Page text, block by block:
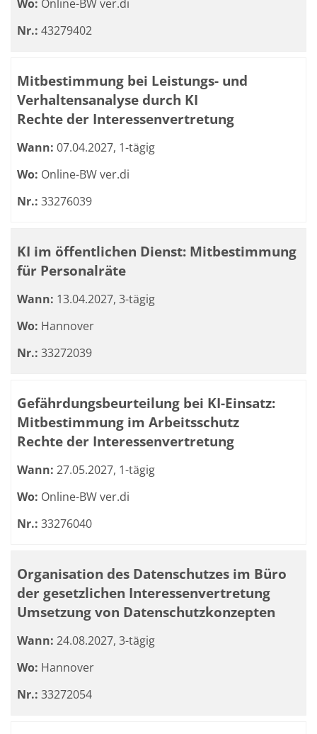
Wo: Online-BW ver.di
Nr.: 43279402
Mitbestimmung bei Leistungs- und
Verhaltensanalyse durch KI
Rechte der Interessenvertretung
Wann: 07.04.2027, 1-tägig
Wo: Online-BW ver.di
Nr.: 33276039
KI im öffentlichen Dienst: Mitbestimmung
für Personalräte
Wann: 13.04.2027, 3-tägig
Wo: Hannover
Nr.: 33272039
Gefährdungsbeurteilung bei KI-Einsatz:
Mitbestimmung im Arbeitsschutz
Rechte der Interessenvertretung
Wann: 27.05.2027, 1-tägig
Wo: Online-BW ver.di
Nr.: 33276040
Organisation des Datenschutzes im Büro
der gesetzlichen Interessenvertretung
Umsetzung von Datenschutzkonzepten
Wann: 24.08.2027, 3-tägig
Wo: Hannover
Nr.: 33272054